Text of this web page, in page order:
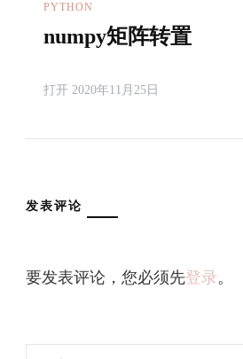
PYTHON
numpy矩阵转置
打开 2020年11月25日
发表评论
要发表评论，您必须先登录。